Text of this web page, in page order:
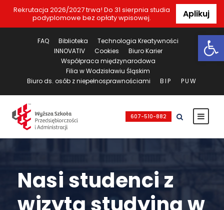
Rekrutacja 2026/2027 trwa! Do 31 sierpnia studia
podyplomowe bez opłaty wpisowej.
Aplikuj
FAQ Biblioteka
Technologia Kreatywności
INNOVATIV
Cookies
Biuro Karier
Współpraca międzynarodowa
Filia w Wodzisławiu Śląskim
Biuro ds. osób z niepełnosprawnościami
BIP PUW
607-510-882
Nasi studenci z
wizytą studyjną w